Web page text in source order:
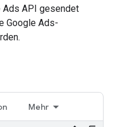
Ads API gesendet
Google Ads-
Mehr